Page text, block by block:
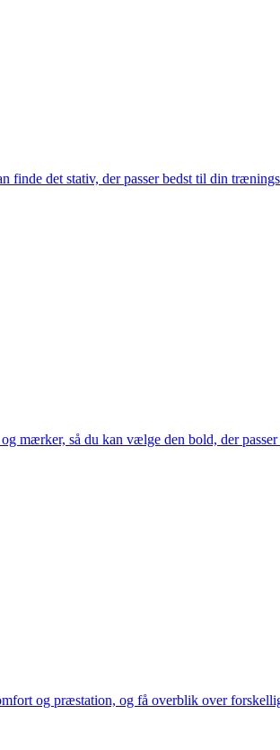
det stativ, der passer bedst til din
mærker, så du kan vælge den bold, der
og præstation, og få overblik over